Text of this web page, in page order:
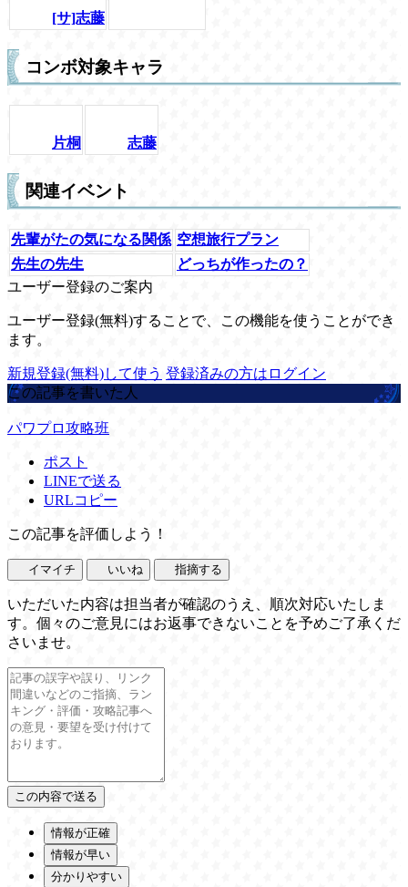
[サ]志藤
コンボ対象キャラ
片桐 志藤
関連イベント
先輩がたの気になる関係 空想旅行プラン
先生の先生
どっちが作ったの？
ユーザー登録のご案内
ユーザー登録(無料)することで、この機能を使うことができ
ます。
新規登録(無料)して使う 登録済みの方はログイン
この記事を書いた人
パワプロ攻略班
ポスト
LINEで送る
URLコピー
この記事を評価しよう！
イマイチ いいね 指摘する
いただいた内容は担当者が確認のうえ、順次対応いたしま
す。個々のご意見にはお返事できないことを予めご了承くだ
さいませ。
情報が正確
情報が早い
分かりやすい